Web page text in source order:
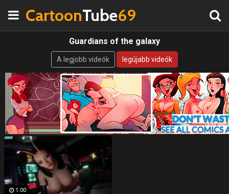
CartoonTube69
Guardians of the galaxy
A legjobb videók legújabb videók
1:00